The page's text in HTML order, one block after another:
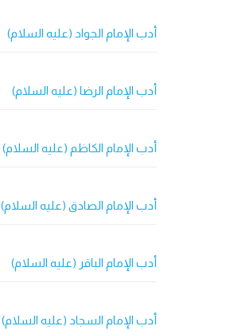
أدب الإمام الجواد (عليه السلام)
أدب الإمام الرضا (عليه السلام)
أدب الإمام الكاظم (عليه السلام)
أدب الإمام الصادق (عليه السلام)
أدب الإمام الباقر (عليه السلام)
أدب الإمام السجاد (عليه السلام)